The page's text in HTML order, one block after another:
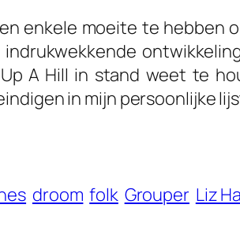
enkele moeite te hebben
A Hill in stand weet te
in mijn persoonlijke
droom folk Grouper Liz